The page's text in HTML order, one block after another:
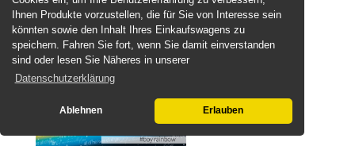
Ihnen Produkte vorzustellen, die für Sie von Interesse sein
könnten sowie den Inhalt Ihres Einkaufswagens zu
speichern. Fahren Sie fort, wenn Sie damit einverstanden
sind oder lesen Sie Näheres in unserer
Datenschutzerklärung
Ablehnen Erlauben
Details